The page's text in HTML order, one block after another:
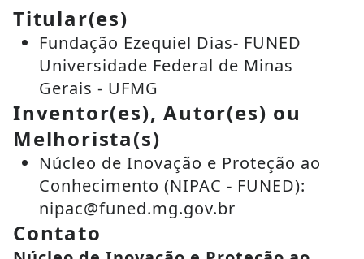
Titular(es)
Fundação Ezequiel Dias- FUNED
Universidade Federal de Minas
Gerais - UFMG
Inventor(es), Autor(es) ou
Melhorista(s)
Núcleo de Inovação e Proteção ao
Conhecimento (NIPAC - FUNED):
nipac@funed.mg.gov.br
Contato